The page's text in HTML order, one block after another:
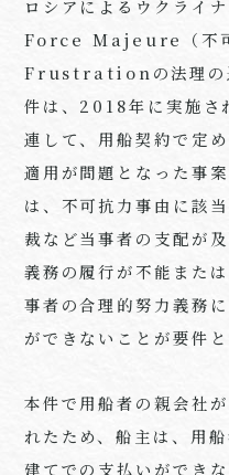
ロシアによるウクライ
Force Majeure（不可
Frustrationの法理の
件は、2018年に実施さ
連して、用船契約で定
適用が問題となった事
は、不可抗力事由に該
裁など当事者の支配が
義務の履行が不能また
事者の合理的努力義務
ができないことが要件
本件で用船者の親会社
れたため、船主は、用
建てでの支払いができ